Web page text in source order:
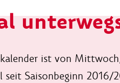
ist von
Saisonbeginn 2016/